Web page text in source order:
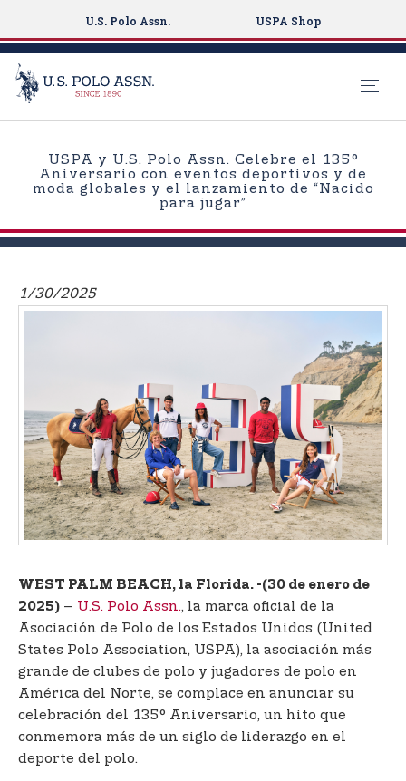
o
U.S. Polo Assn. USPA Shop
USPA y U.S. Polo Assn. Celebre el 135°
Aniversario con eventos deportivos y de
moda globales y el lanzamiento de “Nacido
para jugar”
1/30/2025
WEST PALM BEACH, la Florida. -(30 de enero de
2025) – U.S. Polo Assn., la marca oficial de la
Asociación de Polo de los Estados Unidos (United
States Polo Association, USPA), la asociación más
grande de clubes de polo y jugadores de polo en
América del Norte, se complace en anunciar su
celebración del 135° Aniversario, un hito que
conmemora más de un siglo de liderazgo en el
deporte del polo.